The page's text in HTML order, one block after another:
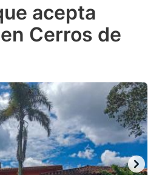
acepta
Cerros de